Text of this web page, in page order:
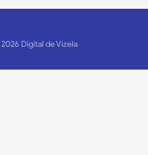
2026 Digital de Vizela